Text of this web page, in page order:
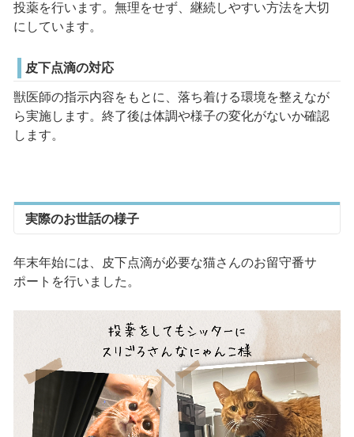
投薬を行います。無理をせず、継続しやすい方法を大切
にしています。
皮下点滴の対応
獣医師の指示内容をもとに、落ち着ける環境を整えなが
ら実施します。終了後は体調や様子の変化がないか確認
します。
実際のお世話の様子
年末年始には、皮下点滴が必要な猫さんのお留守番サ
ポートを行いました。